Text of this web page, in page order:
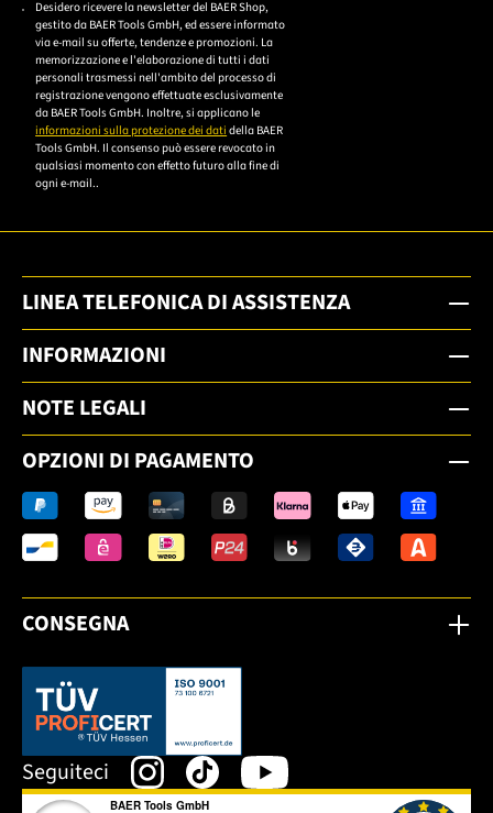
Desidero ricevere la newsletter del BAER Shop,
gestito da BAER Tools GmbH, ed essere informato
via e-mail su offerte, tendenze e promozioni. La
memorizzazione e l'elaborazione di tutti i dati
personali trasmessi nell'ambito del processo di
registrazione vengono effettuate esclusivamente
da BAER Tools GmbH. Inoltre, si applicano le
informazioni sulla protezione dei dati della BAER
Tools GmbH. Il consenso può essere revocato in
qualsiasi momento con effetto futuro alla fine di
ogni e-mail..
LINEA TELEFONICA DI ASSISTENZA
INFORMAZIONI
NOTE LEGALI
OPZIONI DI PAGAMENTO
CONSEGNA
Dieser Link öffnet sich in einem neuen Tab.
Seguiteci